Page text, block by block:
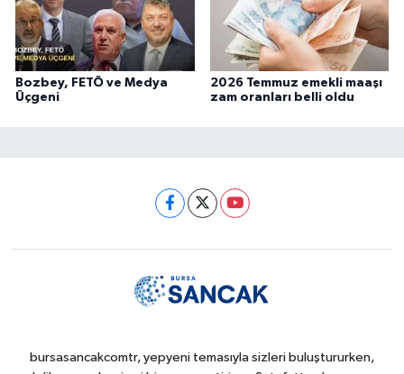
Bozbey, FETÖ ve Medya
Üçgeni
2026 Temmuz emekli maaşı
zam oranları belli oldu
bursasancakcomtr, yepyeni temasıyla sizleri buluştururken,